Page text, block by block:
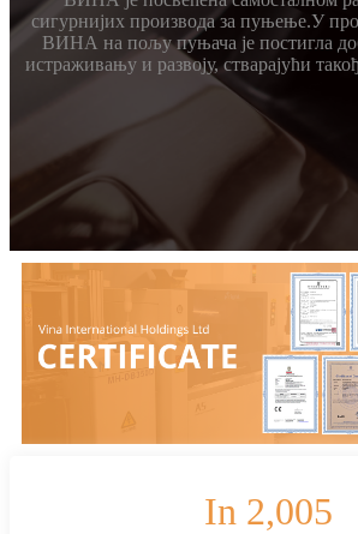
сигурнијих производа за пуњење.У
ВИНА на пољу пуњача је постигла
истраживању и развоју, стварајући
In 2,005